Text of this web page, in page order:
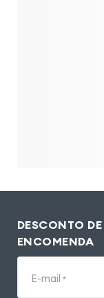
DESCONTO
ENCOMENDA
E-mail *